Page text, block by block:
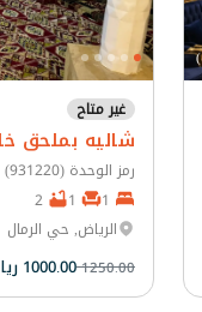
غير متاح
شاليه بملحق
رمز الوحدة (931220)
الرياض, حي الرمال
1250.001000.00 ريال سعودي